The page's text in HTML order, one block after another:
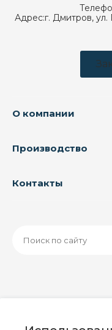
Адрес:г. Дмитров,
О компании
Производство
Контакты